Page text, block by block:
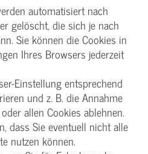
automatisiert nach
gelöscht, die sich je nach
Sie können die Cookies in
Ihres Browsers jederzeit
Einstellung entsprechend
und z. B. die Annahme
allen Cookies ablehnen.
dass Sie eventuell nicht alle
nutzen können.